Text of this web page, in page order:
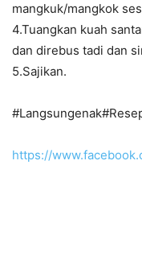
mangkuk/mangkok
4.Tuangkan kuah
dan direbus tadi dan
5.Sajikan.
https://